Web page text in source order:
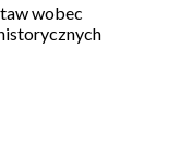
wobec